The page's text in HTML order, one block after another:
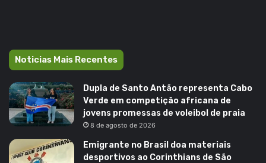
Noticias Mais Recentes
Dupla de Santo Antão representa Cabo
Verde em competição africana de
jovens promessas de voleibol de praia
8 de agosto de 2026
Emigrante no Brasil doa materiais
desportivos ao Corinthians de São